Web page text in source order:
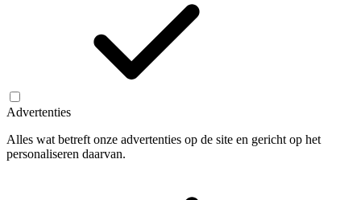
Advertenties
Alles wat betreft onze advertenties op de site en gericht op het
personaliseren daarvan.